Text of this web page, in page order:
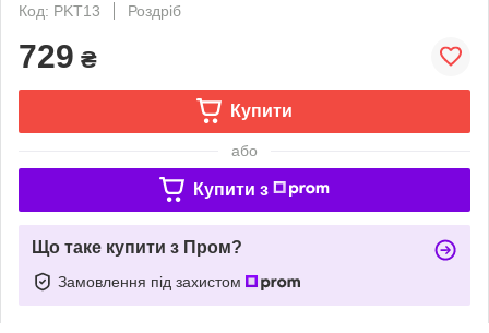
Код: PKT13
Роздріб
729 ₴
Купити
або
Купити з
Що таке купити з Пром?
Замовлення під захистом